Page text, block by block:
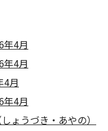
年4月
年4月
4月
年4月
ょうづき・あやの）